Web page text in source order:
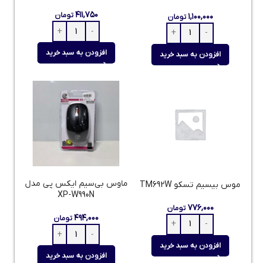
۱,۱۰۰,۰۰۰ تومان
افزودن به سبد خرید
۴۱۱,۷۵۰ تومان
افزودن به سبد خرید
موس بیسیم تسکو TM692W
۷۷۶,۰۰۰ تومان
افزودن به سبد خرید
ماوس بی‌سیم ایکس پی مدل
XP-W990N
۴۹۴,۰۰۰تومان
افزودن به سبد خرید